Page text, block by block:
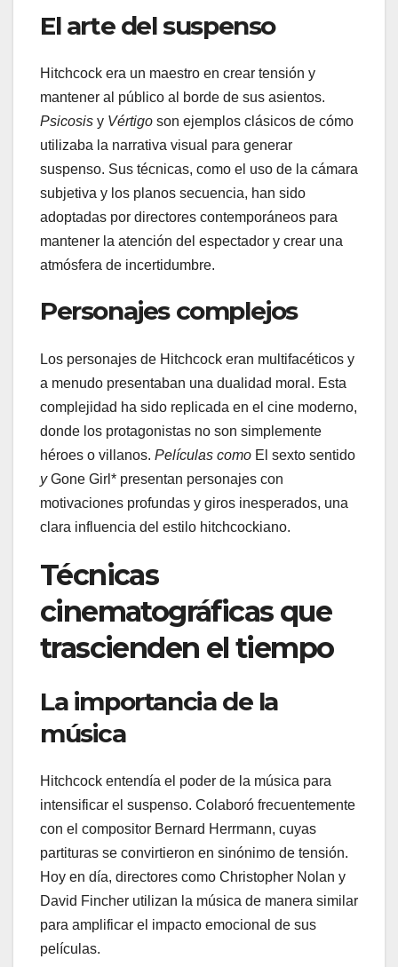
El arte del suspenso
Hitchcock era un maestro en crear tensión y
mantener al público al borde de sus asientos.
Psicosis y Vértigo son ejemplos clásicos de cómo
utilizaba la narrativa visual para generar
suspenso. Sus técnicas, como el uso de la cámara
subjetiva y los planos secuencia, han sido
adoptadas por directores contemporáneos para
mantener la atención del espectador y crear una
atmósfera de incertidumbre.
Personajes complejos
Los personajes de Hitchcock eran multifacéticos y
a menudo presentaban una dualidad moral. Esta
complejidad ha sido replicada en el cine moderno,
donde los protagonistas no son simplemente
héroes o villanos. Películas como El sexto sentido
yGone Girl* presentan personajes con
motivaciones profundas y giros inesperados, una
clara influencia del estilo hitchcockiano.
Técnicas
cinematográficas que
trascienden el tiempo
La importancia de la
música
Hitchcock entendía el poder de la música para
intensificar el suspenso. Colaboró frecuentemente
con el compositor Bernard Herrmann, cuyas
partituras se convirtieron en sinónimo de tensión.
Hoy en día, directores como Christopher Nolan y
David Fincher utilizan la música de manera similar
para amplificar el impacto emocional de sus
películas.